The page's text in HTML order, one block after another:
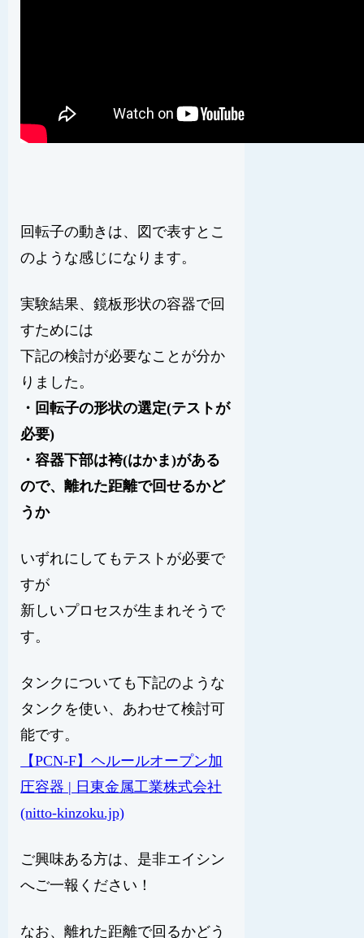
回転子の動きは、図で表すとこ
のような感じになります。
実験結果、鏡板形状の容器で回
すためには
下記の検討が必要なことが分か
りました。
・ 回転子の形状の選定(テストが
必要)
・容器下部は袴(はかま)がある
ので、離れた距離で回せるかど
うか
いずれにしてもテストが必要で
すが
新しいプロセスが生まれそうで
す。
タンクについても下記のような
タンクを使い、あわせて検討可
能です。
【PCN-F】ヘルールオープン加
圧容器 | 日東金属工業株式会社
(nitto-kinzoku.jp)
ご興味ある方は、是非エイシン
へご一報ください！
なお、離れた距離で回るかどう